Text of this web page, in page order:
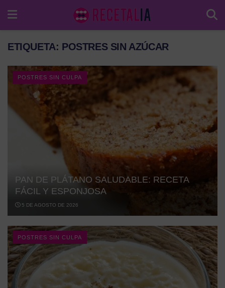
ETIQUETA: POSTRES SIN AZÚCAR
POSTRES SIN CULPA
PAN DE PLÁTANO SALUDABLE: RECETA
FÁCIL Y ESPONJOSA
5 DE AGOSTO DE 2026
POSTRES SIN CULPA